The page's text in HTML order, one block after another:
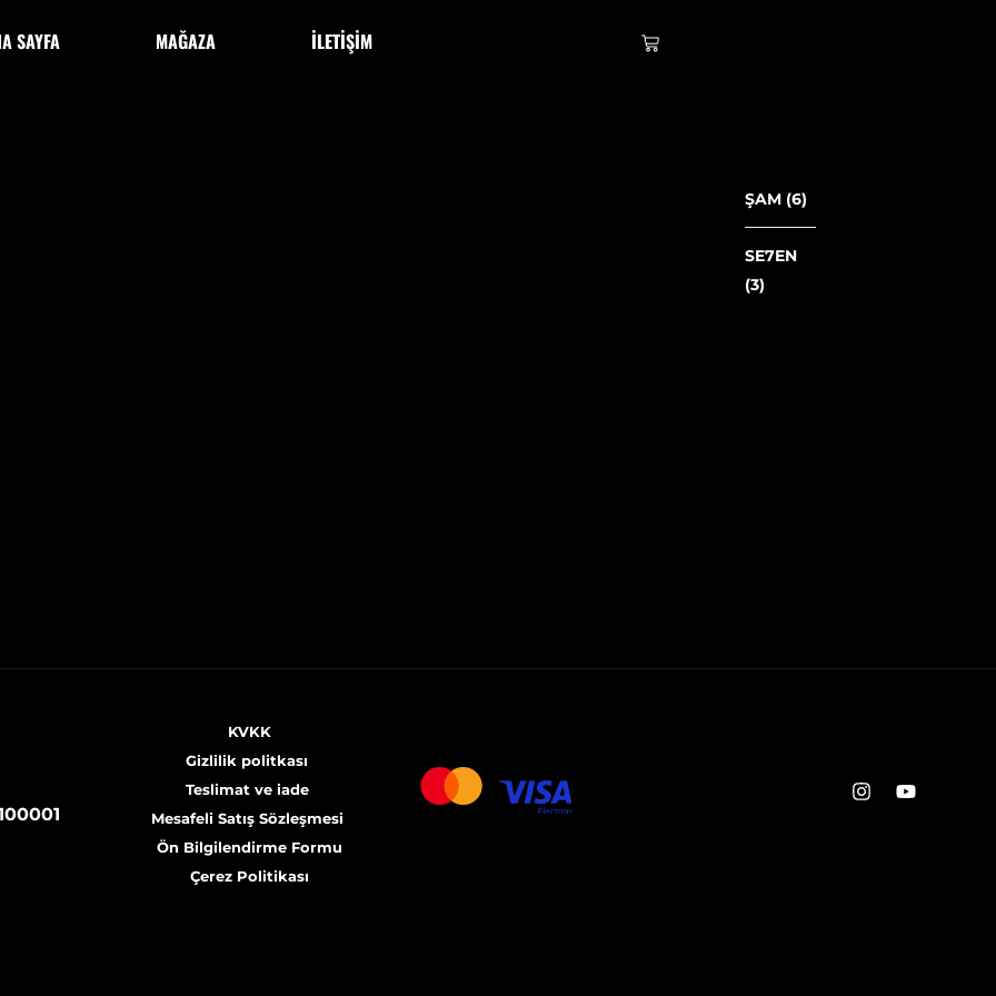
SAYFA MAĞAZA İLETİŞİM Cart
ŞAM (6)
SE7EN
(3)
KVKK
Gizlilik politkası
Teslimat ve iade
Mesafeli Satış Sözleşmesi
Ön Bilgilendirme Formu
Çerez Politikası